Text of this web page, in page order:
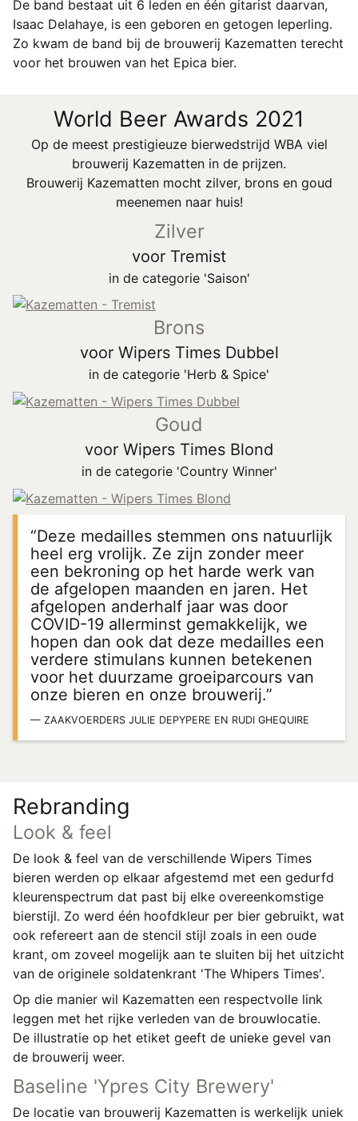
De band bestaat uit 6 leden en één gitarist daarvan,
Isaac Delahaye, is een geboren en getogen Ieperling.
Zo kwam de band bij de brouwerij Kazematten terecht
voor het brouwen van het Epica bier.
World Beer Awards 2021
Op de meest prestigieuze bierwedstrijd WBA viel
brouwerij Kazematten in de prijzen.
Brouwerij Kazematten mocht zilver, brons en goud
meenemen naar huis!
Zilver
voor Tremist
in de categorie 'Saison'
Brons
voor Wipers Times Dubbel
in de categorie 'Herb & Spice'
Goud
voor Wipers Times Blond
in de categorie 'Country Winner'
“Deze medailles stemmen ons natuurlijk
heel erg vrolijk. Ze zijn zonder meer
een bekroning op het harde werk van
de afgelopen maanden en jaren. Het
afgelopen anderhalf jaar was door
COVID-19 allerminst gemakkelijk, we
hopen dan ook dat deze medailles een
verdere stimulans kunnen betekenen
voor het duurzame groeiparcours van
onze bieren en onze brouwerij.”
ZAAKVOERDERS JULIE DEPYPERE EN RUDI GHEQUIRE
Rebranding
Look & feel
De look & feel van de verschillende Wipers Times
bieren werden op elkaar afgestemd met een gedurfd
kleurenspectrum dat past bij elke overeenkomstige
bierstijl. Zo werd één hoofdkleur per bier gebruikt, wat
ook refereert aan de stencil stijl zoals in een oude
krant, om zoveel mogelijk aan te sluiten bij het uitzicht
van de originele soldatenkrant 'The Whipers Times'.
Op die manier wil Kazematten een respectvolle link
leggen met het rijke verleden van de brouwlocatie.
De illustratie op het etiket geeft de unieke gevel van
de brouwerij weer.
Baseline 'Ypres City Brewery'
De locatie van brouwerij Kazematten is werkelijk uniek